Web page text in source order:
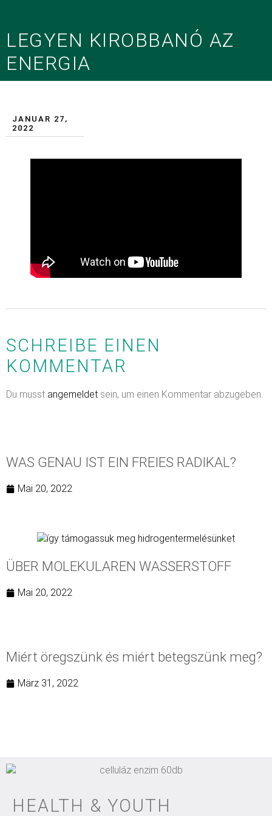
LEGYEN KIROBBANÓ AZ
ENERGIA
JANUAR 27,
2022
SCHREIBE EINEN
KOMMENTAR
Du musst angemeldet sein, um einen Kommentar abzugeben.
WAS GENAU IST EIN FREIES RADIKAL?
Mai 20, 2022
ÜBER MOLEKULAREN WASSERSTOFF
Mai 20, 2022
Miért öregszünk és miért betegszünk meg?
März 31, 2022
HEALTH & YOUTH